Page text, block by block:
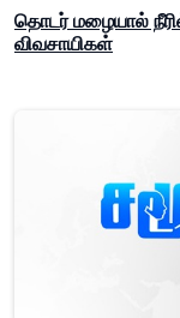
தொடர் மழையால்
விவசாயிகள்